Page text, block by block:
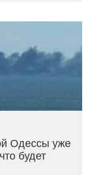
Одессы уже
будет